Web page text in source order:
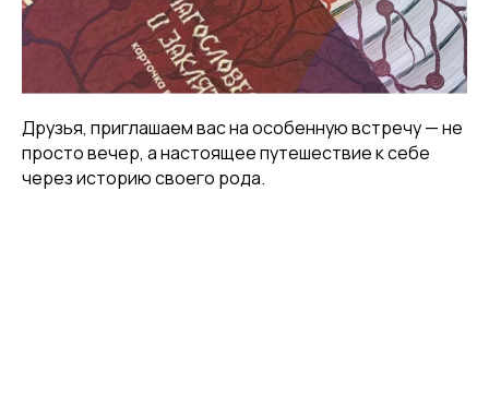
Друзья, приглашаем вас на особенную встречу — не
просто вечер, а настоящее путешествие к себе
через историю своего рода.